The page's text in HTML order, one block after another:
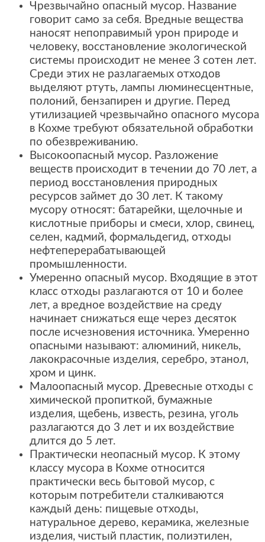
Чрезвычайно опасный мусор. Название
говорит само за себя. Вредные вещества
наносят непоправимый урон природе и
человеку, восстановление экологической
системы происходит не менее 3 сотен лет.
Среди этих не разлагаемых отходов
выделяют ртуть, лампы люминесцентные,
полоний, бензапирен и другие. Перед
утилизацией чрезвычайно опасного мусора
в Кохме требуют обязательной обработки
по обезвреживанию.
Высокоопасный мусор. Разложение
веществ происходит в течении до 70 лет, а
период восстановления природных
ресурсов займет до 30 лет. К такому
мусору относят: батарейки, щелочные и
кислотные приборы и смеси, хлор, свинец,
селен, кадмий, формальдегид, отходы
нефтеперерабатывающей
промышленности.
Умеренно опасный мусор. Входящие в этот
класс отходы разлагаются от 10 и более
лет, а вредное воздействие на среду
начинает снижаться еще через десяток
после исчезновения источника. Умеренно
опасными называют: алюминий, никель,
лакокрасочные изделия, серебро, этанол,
хром и цинк.
Малоопасный мусор. Древесные отходы с
химической пропиткой, бумажные
изделия, щебень, известь, резина, уголь
разлагаются до 3 лет и их воздействие
длится до 5 лет.
Практически неопасный мусор. К этому
классу мусора в Кохме относится
практически весь бытовой мусор, с
которым потребители сталкиваются
каждый день: пищевые отходы,
натуральное дерево, керамика, железные
изделия, чистый пластик, полиэтилен,